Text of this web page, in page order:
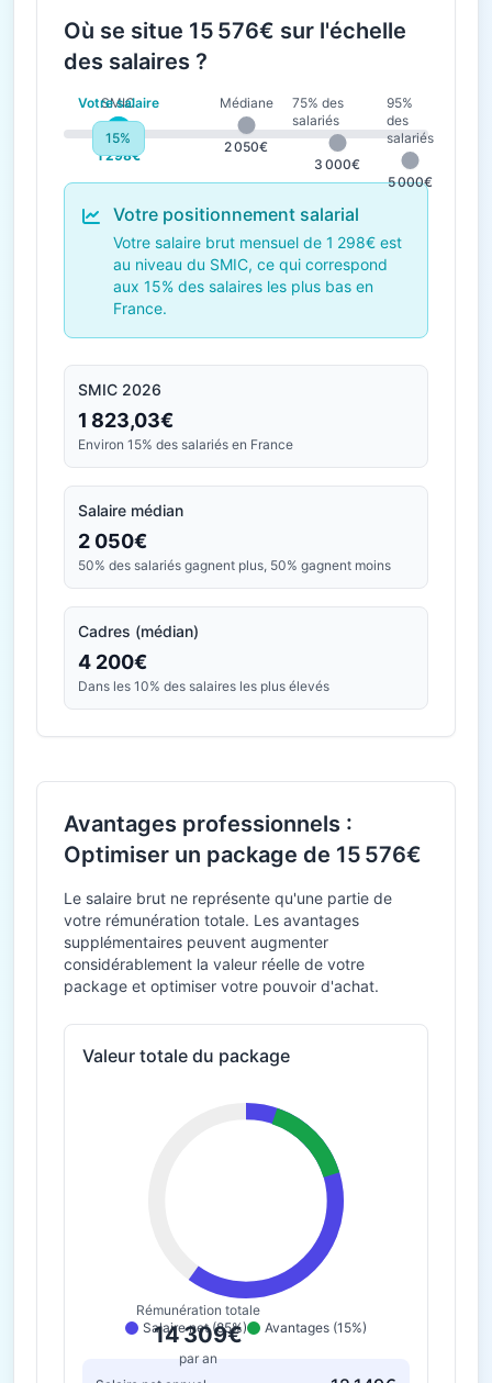
Où se situe 15 576€ sur l'échelle
des salaires ?
SMIC
1 823€
Médiane
2 050€
75% des
salariés
3 000€
95%
des
salariés
5 000€
Votre salaire
1 298€
15%
Votre positionnement salarial
Votre salaire brut mensuel de 1 298€ est
au niveau du SMIC, ce qui correspond
aux 15% des salaires les plus bas en
France.
SMIC 2026
1 823,03€
Environ 15% des salariés en France
Salaire médian
2 050€
50% des salariés gagnent plus, 50% gagnent moins
Cadres (médian)
4 200€
Dans les 10% des salaires les plus élevés
Avantages professionnels :
Optimiser un package de 15 576€
Le salaire brut ne représente qu'une partie de
votre rémunération totale. Les avantages
supplémentaires peuvent augmenter
considérablement la valeur réelle de votre
package et optimiser votre pouvoir d'achat.
Valeur totale du package
Rémunération totale
14 309€
par an
Salaire net (85%) Avantages (15%)